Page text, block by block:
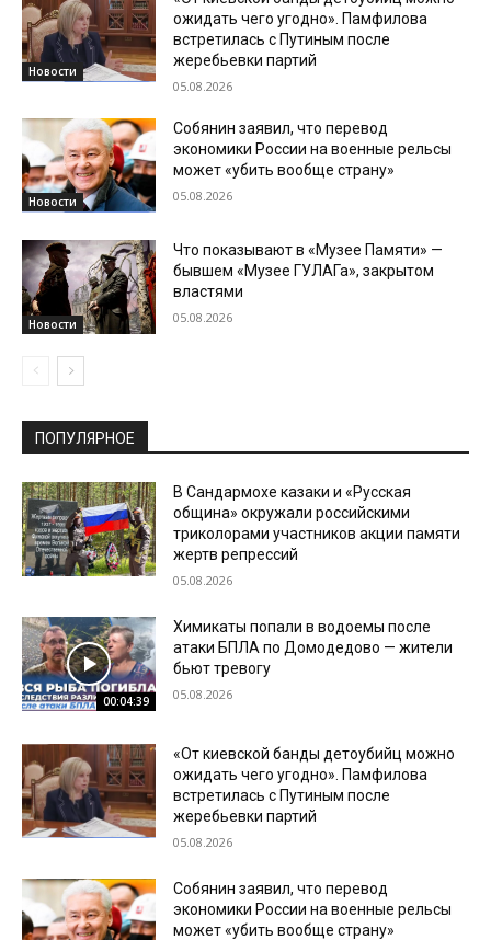
Новости
ожидать чего угодно». Памфилова
встретилась с Путиным после
жеребьевки партий
05.08.2026
Новости
Собянин заявил, что перевод
экономики России на военные рельсы
может «убить вообще страну»
05.08.2026
Новости
Что показывают в «Музее Памяти» —
бывшем «Музее ГУЛАГа», закрытом
властями
05.08.2026
ПОПУЛЯРНОЕ
В Сандармохе казаки и «Русская
община» окружали российскими
триколорами участников акции памяти
жертв репрессий
05.08.2026
00:04:39
Химикаты попали в водоемы после
атаки БПЛА по Домодедово — жители
бьют тревогу
05.08.2026
«От киевской банды детоубийц можно
ожидать чего угодно». Памфилова
встретилась с Путиным после
жеребьевки партий
05.08.2026
Собянин заявил, что перевод
экономики России на военные рельсы
может «убить вообще страну»